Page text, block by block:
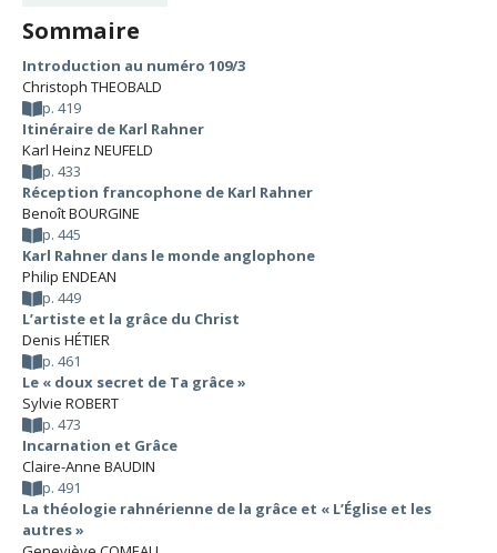
Sommaire
Introduction au numéro 109/3
Christoph THEOBALD
p. 419
Itinéraire de Karl Rahner
Karl Heinz NEUFELD
p. 433
Réception francophone de Karl Rahner
Benoît BOURGINE
p. 445
Karl Rahner dans le monde anglophone
Philip ENDEAN
p. 449
L’artiste et la grâce du Christ
Denis HÉTIER
p. 461
Le « doux secret de Ta grâce »
Sylvie ROBERT
p. 473
Incarnation et Grâce
Claire-Anne BAUDIN
p. 491
La théologie rahnérienne de la grâce et « L’Église et les
autres »